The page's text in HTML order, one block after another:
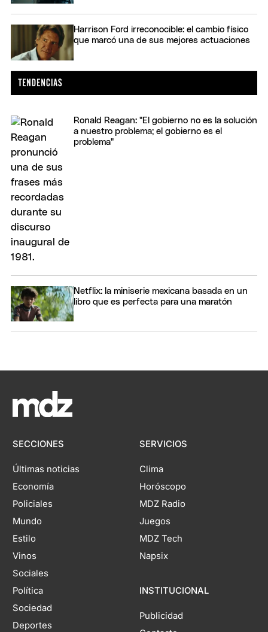
Harrison Ford irreconocible: el cambio físico
que marcó una de sus mejores actuaciones
Ronald Reagan: "El gobierno no es la solución
a nuestro problema; el gobierno es el
problema"
Netflix: la miniserie mexicana basada en un
libro que es perfecta para una maratón
SECCIONES
Últimas noticias
Economía
Policiales
Mundo
Estilo
Vinos
Sociales
Política
Sociedad
Deportes
SERVICIOS
Clima
Horóscopo
MDZ Radio
Juegos
MDZ Tech
Napsix
INSTITUCIONAL
Publicidad